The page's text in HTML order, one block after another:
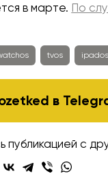
в марте. По
tvos ipados
в
публикацией с